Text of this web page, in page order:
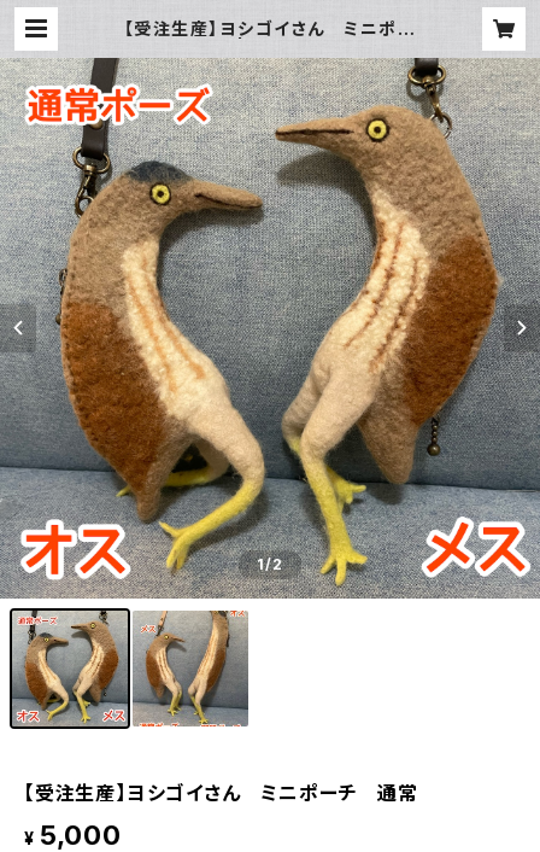
【受注生産】ヨシゴイさん ミニポー
1/2
【受注生産】ヨシゴイさん ミニポーチ 通常
¥ 5,000